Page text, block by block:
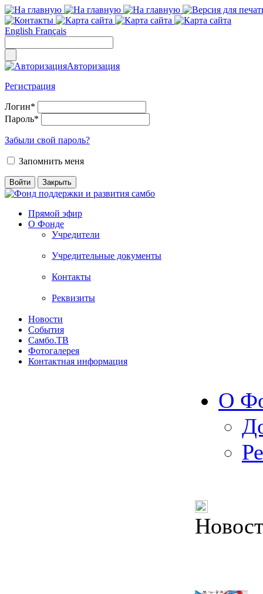
English Français
Авторизация
Регистрация
Логин*
Пароль*
Забыли свой пароль?
Запомнить меня
Прямой эфир
О Фонде
Учредители
Учредительные документы
Контакты
Реквизиты
Новости
События
Самбо.ТВ
Фотогалерея
Контактная информация
О